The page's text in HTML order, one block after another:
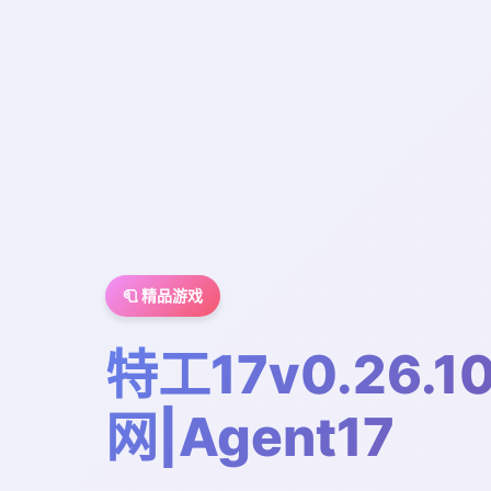
🧻 精品游戏
特工
网|Agent17